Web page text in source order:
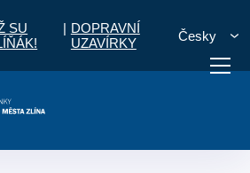
SU
| DOPRAVNÍ
UZAVÍRKY
Česky